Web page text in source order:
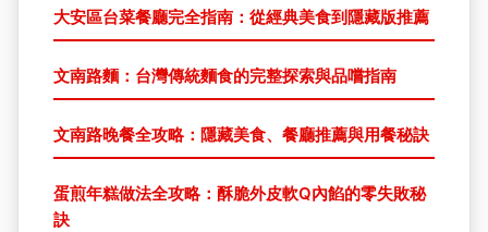
大安區台菜餐廳完全指南：從經典美食到隱藏版推薦
文南路麵：台灣傳統麵食的完整探索與品嚐指南
文南路晚餐全攻略：隱藏美食、餐廳推薦與用餐秘訣
蛋煎年糕做法全攻略：酥脆外皮軟Q內餡的零失敗秘
訣